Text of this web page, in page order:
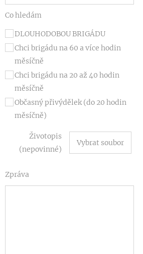
Co hledám
DLOUHODOBOU BRIGÁDU
Chci brigádu na 60 a více hodin
měsíčně
Chci brigádu na 20 až 40 hodin
měsíčně
Občasný přivýdělek (do 20 hodin
měsíčně)
Životopis
(nepovinné)
Vybrat soubor
Zpráva